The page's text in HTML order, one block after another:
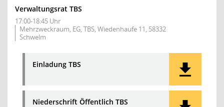
Verwaltungsrat TBS
17:00-18:45 Uhr
Mehrzweckraum, EG, TBS, Wiedenhaufe 11, 58332
Schwelm
Einladung TBS
Niederschrift Öffentlich TBS